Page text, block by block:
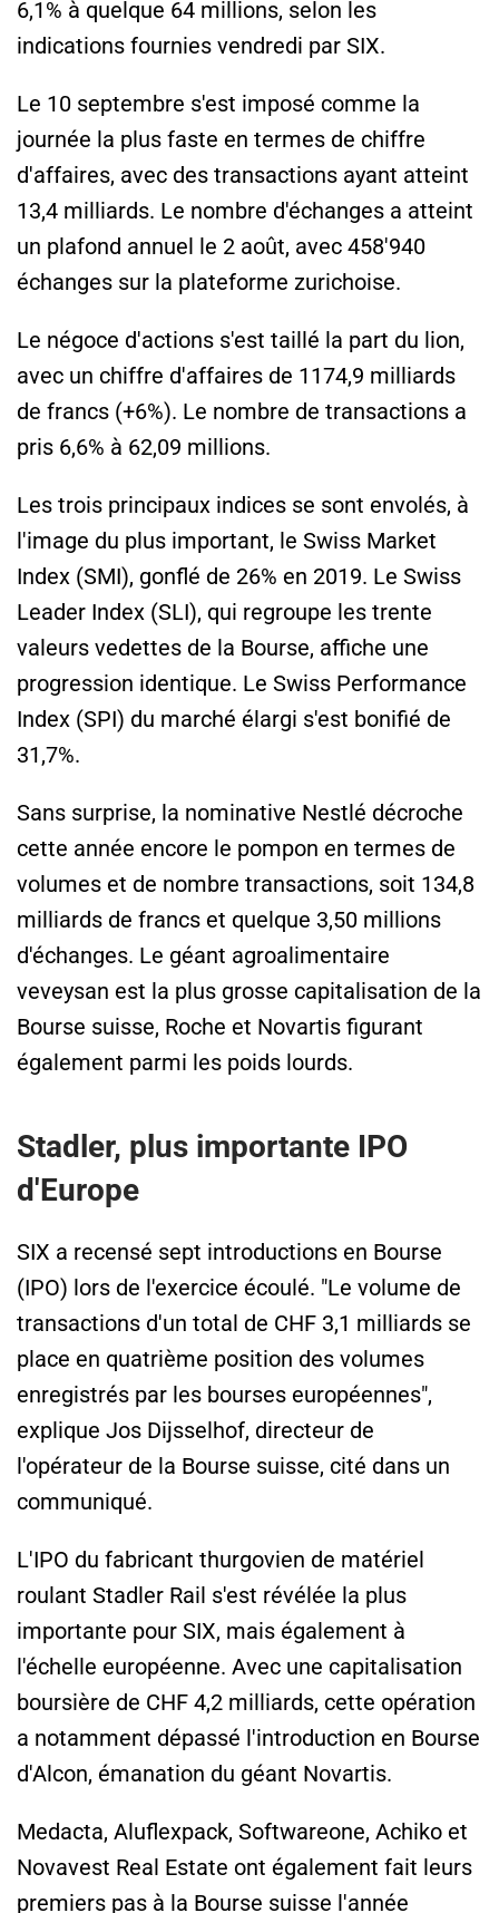
6,1% à quelque 64 millions, selon les
indications fournies vendredi par SIX.
Le 10 septembre s'est imposé comme la
journée la plus faste en termes de chiffre
d'affaires, avec des transactions ayant atteint
13,4 milliards. Le nombre d'échanges a atteint
un plafond annuel le 2 août, avec 458'940
échanges sur la plateforme zurichoise.
Le négoce d'actions s'est taillé la part du lion,
avec un chiffre d'affaires de 1174,9 milliards
de francs (+6%). Le nombre de transactions a
pris 6,6% à 62,09 millions.
Les trois principaux indices se sont envolés, à
l'image du plus important, le Swiss Market
Index (SMI), gonflé de 26% en 2019. Le Swiss
Leader Index (SLI), qui regroupe les trente
valeurs vedettes de la Bourse, affiche une
progression identique. Le Swiss Performance
Index (SPI) du marché élargi s'est bonifié de
31,7%.
Sans surprise, la nominative Nestlé décroche
cette année encore le pompon en termes de
volumes et de nombre transactions, soit 134,8
milliards de francs et quelque 3,50 millions
d'échanges. Le géant agroalimentaire
veveysan est la plus grosse capitalisation de la
Bourse suisse, Roche et Novartis figurant
également parmi les poids lourds.
Stadler, plus importante IPO
d'Europe
SIX a recensé sept introductions en Bourse
(IPO) lors de l'exercice écoulé. "Le volume de
transactions d'un total de CHF 3,1 milliards se
place en quatrième position des volumes
enregistrés par les bourses européennes",
explique Jos Dijsselhof, directeur de
l'opérateur de la Bourse suisse, cité dans un
communiqué.
L'IPO du fabricant thurgovien de matériel
roulant Stadler Rail s'est révélée la plus
importante pour SIX, mais également à
l'échelle européenne. Avec une capitalisation
boursière de CHF 4,2 milliards, cette opération
a notamment dépassé l'introduction en Bourse
d'Alcon, émanation du géant Novartis.
Medacta, Aluflexpack, Softwareone, Achiko et
Novavest Real Estate ont également fait leurs
premiers pas à la Bourse suisse l'année